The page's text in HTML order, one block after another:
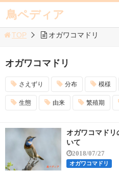
鳥ペディア
TOP オガワコマドリ
オガワコマドリ
さえずり 分布 模様
生態 由来 繁殖期
オガワコマドリ
いて
2018/07/27
オガワコマドリ